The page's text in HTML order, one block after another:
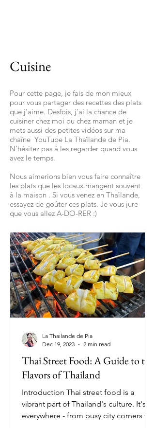
Cuisine
Pour cette page, je fais de mon mieux
pour vous partager des recettes des plats
que j’aime. Desfois, j’ai la chance de
cuisiner chez moi ou chez maman et je
mets aussi des petites vidéos sur ma
chaîne YouTube La Thaïlande de Pia.
N’hésitez pas à les regarder quand vous
avez le temps.
Nous aimerions bien vous faire connaître
les plats que les locaux mangent souvent
à la maison . Si vous venez en Thaïlande,
essayez de goûter ces plats. Je vous jure
que vous allez A-DO-RER :)
Thai Street Food: A Guide to the
Flavors of Thailand
Introduction Thai street food is a
vibrant part of Thailand's culture. It's
everywhere - from busy city corners to
La Thailande de Pia
Dec 19, 2023
2 min read